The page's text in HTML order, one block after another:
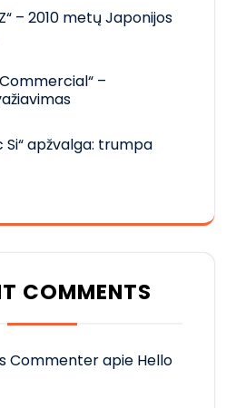
– 2010 metų Japonijos
–
Si“ apžvalga: trumpa
COMMENTS
Commenterapie Hello